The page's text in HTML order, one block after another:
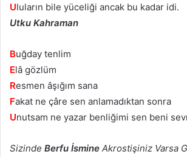
Uluların bile yüceliği ancak bu kadar idi.
Utku Kahraman
Buğday tenlim
Elâ gözlüm
Resmen âşığım sana
Fakat ne çâre sen anlamadıktan sonra
Unutsam ne yazar benliğimi sen beni
Sizinde Berfu İsmine Akrostişiniz Varsa